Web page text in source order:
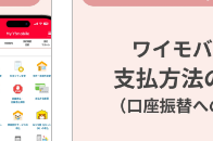
ワイモ
支払方法
（口座振替